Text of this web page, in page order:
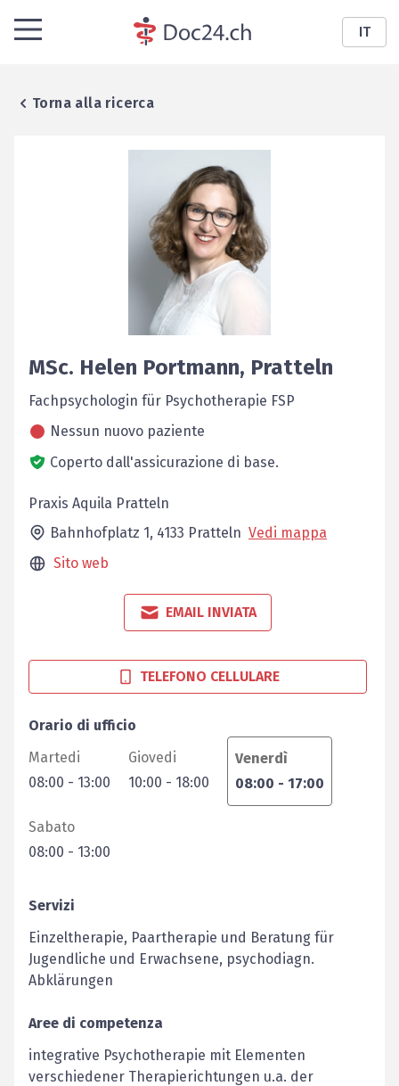
IT
Torna alla ricerca
MSc. Helen Portmann, Pratteln
Fachpsychologin für Psychotherapie FSP
Nessun nuovo paziente
Coperto dall'assicurazione di base.
Praxis Aquila Pratteln
Bahnhofplatz 1, 4133 Pratteln Vedi mappa
Sito web
EMAIL INVIATA
TELEFONO CELLULARE
Orario di ufficio
Martedi
08:00 - 13:00
Giovedi
10:00 - 18:00
Venerdì
08:00 - 17:00
Sabato
08:00 - 13:00
Servizi
Einzeltherapie, Paartherapie und Beratung für
Jugendliche und Erwachsene, psychodiagn.
Abklärungen
Aree di competenza
integrative Psychotherapie mit Elementen
verschiedener Therapierichtungen u.a. der